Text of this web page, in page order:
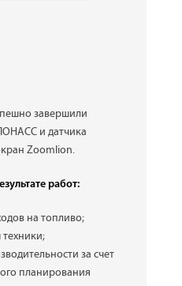
завершили
и датчика
Zoomlion.
работ:
на топливо;
за счет
планирования